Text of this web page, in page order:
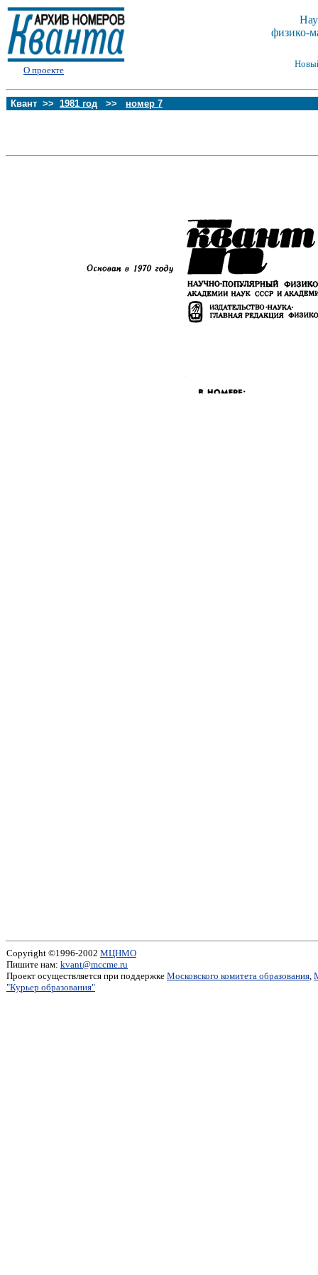
О проекте
физико-
Квант >> 1981 год >> номер 7
Copyright ©1996-2002 МЦНМО
Пишите нам: kvant@mccme.ru
Проект осуществляется при поддержке Московского комитета образования,
"Курьер образования"